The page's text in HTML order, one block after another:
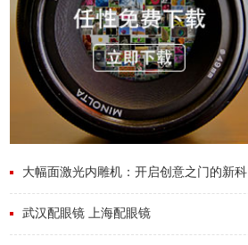
大幅面激光内雕机：开启创意之门的新科技利器
武汉配眼镜 上海配眼镜